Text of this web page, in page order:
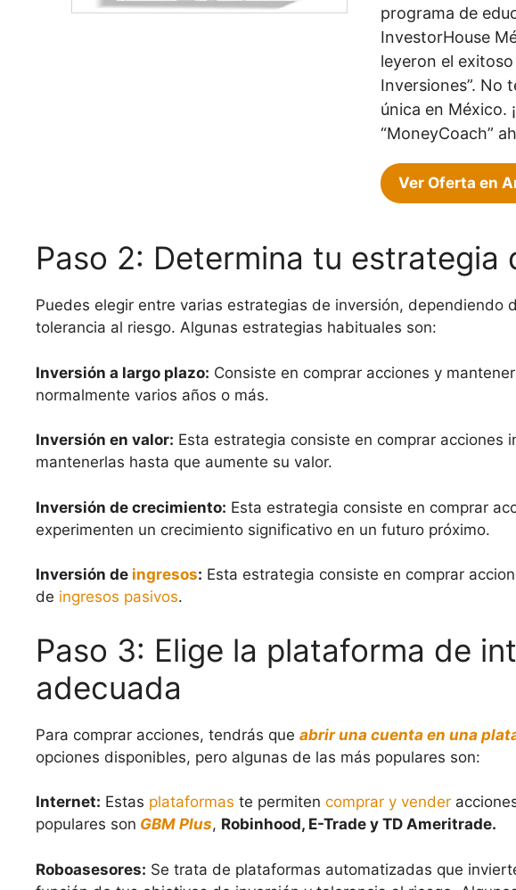
programa de
InvestorHouse
leyeron el
Inversiones”. No
única en México.
“MoneyCoach”
Ver Oferta en
Paso 2: Determina tu estrategia
Puedes elegir entre varias estrategias de inversión, dependiendo
tolerancia al riesgo. Algunas estrategias habituales son:
Inversión a largo plazo: Consiste en comprar acciones y
normalmente varios años o más.
Inversión en valor: Esta estrategia consiste en comprar acciones
mantenerlas hasta que aumente su valor.
Inversión de crecimiento: Esta estrategia consiste en comprar
experimenten un crecimiento significativo en un futuro próximo.
Inversión de ingresos: Esta estrategia consiste en comprar
de ingresos pasivos.
Paso 3: Elige la plataforma de
adecuada
Para comprar acciones, tendrás que abrir una cuenta en una
opciones disponibles, pero algunas de las más populares son:
Internet: Estas plataformas te permiten comprar y vender
populares son GBM Plus, Robinhood, E-Trade y TD Ameritrade.
Roboasesores: Se trata de plataformas automatizadas que